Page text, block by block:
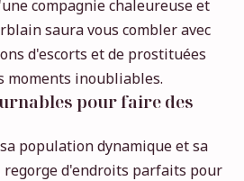
compagnie chaleureuse et
saura vous combler avec
d'escorts et de prostituées
moments inoubliables.
pour faire des
population dynamique et sa
regorge d'endroits parfaits pour